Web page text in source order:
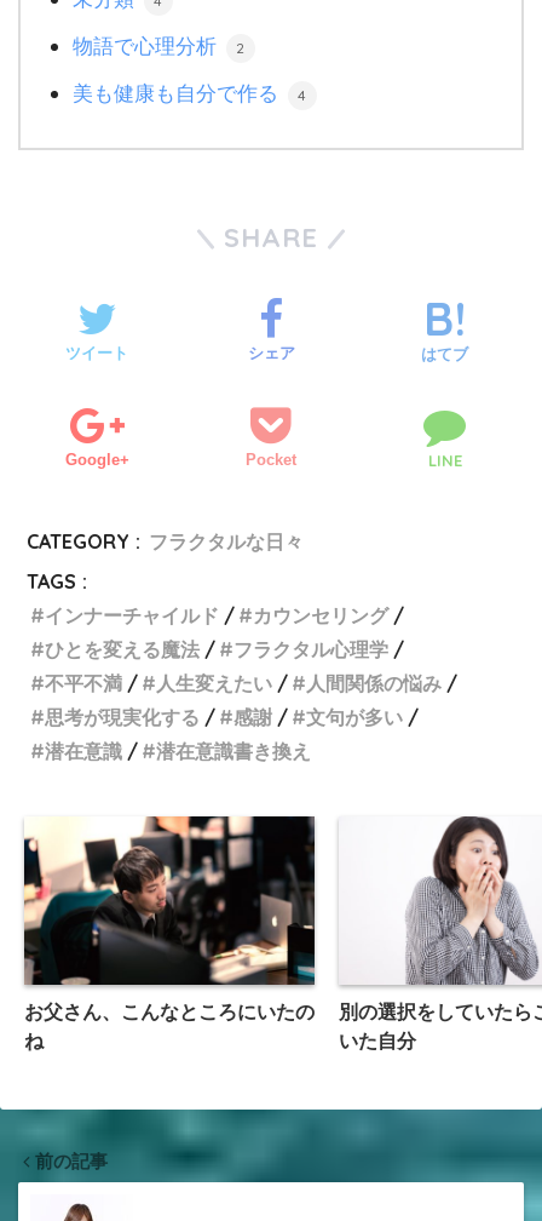
物語で心理分析 2
美も健康も自分で作る 4
SHARE
ツイート シェア はてブ
Google+ Pocket LINE
CATEGORY : フラクタルな日々
TAGS :
インナーチャイルド
カウンセリング
ひとを変える魔法
フラクタル心理学
不平不満
人生変えたい
人間関係の悩み
思考が現実化する
感謝
文句が多い
潜在意識
潜在意識書き換え
お父さん、こんなところにいたの
ね
別の選択をしていたら
いた自分
前の記事